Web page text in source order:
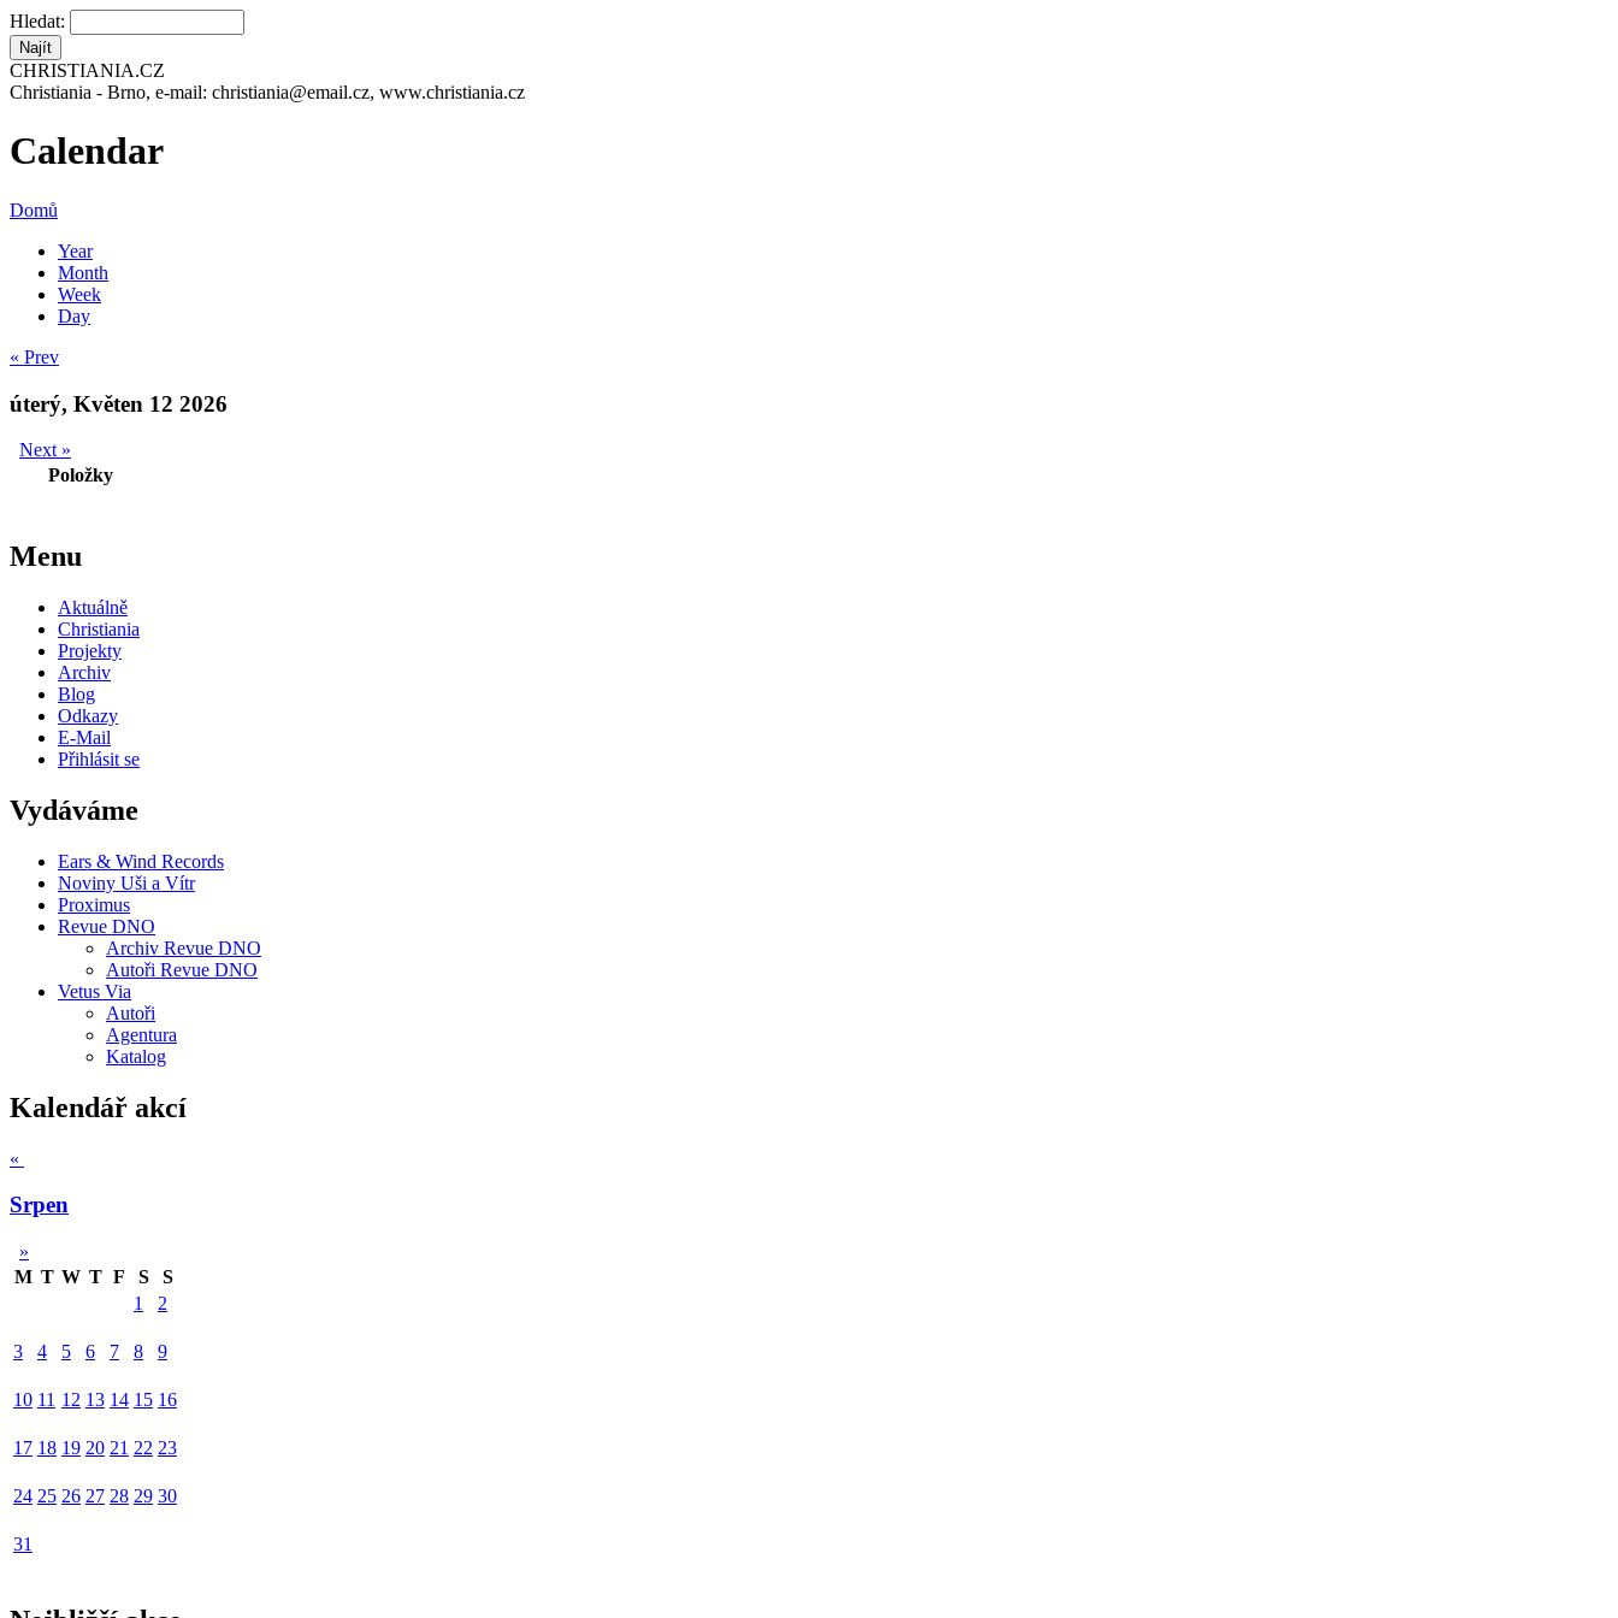
Hledat:
CHRISTIANIA.CZ
Christiania - Brno, e-mail: christiania@email.cz, www.christiania.cz
Calendar
Domů
Year
Month
Week
Day
« Prev
úterý, Květen 12 2026
Next »
Položky
Menu
Aktuálně
Christiania
Projekty
Archiv
Blog
Odkazy
E-Mail
Přihlásit se
Vydáváme
Ears & Wind Records
Noviny Uši a Vítr
Proximus
Revue DNO
Archiv Revue DNO
Autoři Revue DNO
Vetus Via
Autoři
Agentura
Katalog
Kalendář akcí
«
Srpen
»
M T W T F S
S
1
2
3 4 5 6 7 8 9
10 11 12 13 14 15 16
17 18 19 20 21 22 23
24 25 26 27 28 29 30
31